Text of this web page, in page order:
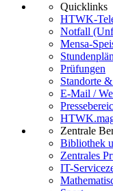
Quicklinks
HTWK-
Notfall
Mensa-
Prüfungen
Standorte
E-Mail /
Zentrale
Bibliothek
Zentrales
IT-